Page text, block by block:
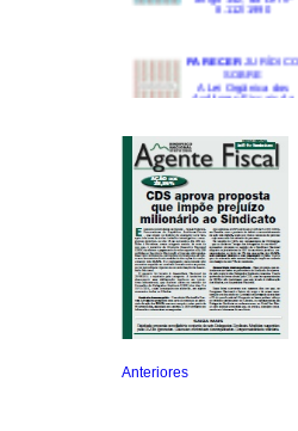
PARECER
JURÍDICO
SOBRE
A Lei Orgânica dos
Auditores-Fiscais da
Receita Federal
Lei: 10.741 01/10/2003
ESTATUTO DO IDOSO
Seminário:Controle
Aduaneiro, Lavagem
de Dinheiro e
Lavagem de Dinheiro
Anteriores